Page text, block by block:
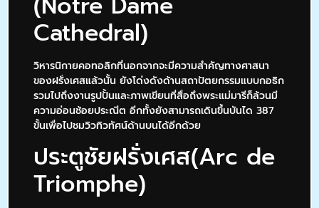
Cathedral)
วิหารนิกายคอทอลิกที่นอกจากจะมีความสำคัญทางศาสนา
ของฝรั่งเศสแล้วนั้น ยังโด่งดังด้านสถาปัตยกรรมแบบกอธิก
รวมไปถึงงานรูปปั้นและภาพเขียนที่สื่อถึงพระแม่มารีก็ล้วนมี
ความอ่อนช้อยประณีต อีกทั้งยังสามารถเดินขึ้นบันได 387
ขั้นเพื่อไปชมวิวทิวทัศน์ด้านบนได้อีกด้วย
ประตูชัยฝรั่งเศส(Arc de
Triomphe)